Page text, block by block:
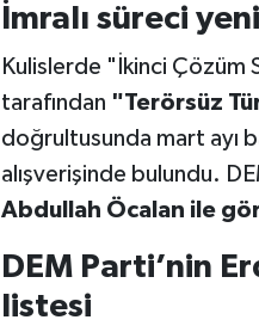
İmralı süreci
Kulislerde "İkinci Çözüm
tarafından "Terörsüz
doğrultusunda mart ayı
alışverişinde bulundu.
Abdullah Öcalan ile
DEM Parti’nin
listesi